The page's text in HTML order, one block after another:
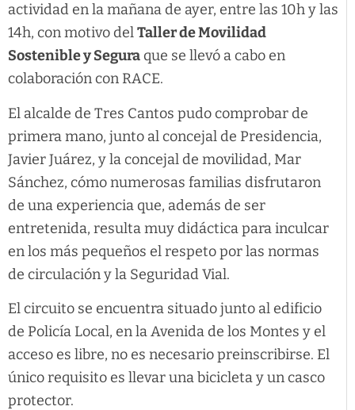
actividad en la mañana de ayer, entre las 10h y las
14h, con motivo delTaller de Movilidad
Sostenible y Segura que se llevó a cabo en
colaboración con RACE.
El alcalde de Tres Cantos pudo comprobar de
primera mano, junto al concejal de Presidencia,
Javier Juárez, y la concejal de movilidad, Mar
Sánchez, cómo numerosas familias disfrutaron
de una experiencia que, además de ser
entretenida, resulta muy didáctica para inculcar
en los más pequeños el respeto por las normas
de circulación y la Seguridad Vial.
El circuito se encuentra situado junto al edificio
de Policía Local, en la Avenida de los Montes y el
acceso es libre, no es necesario preinscribirse. El
único requisito es llevar una bicicleta y un casco
protector.